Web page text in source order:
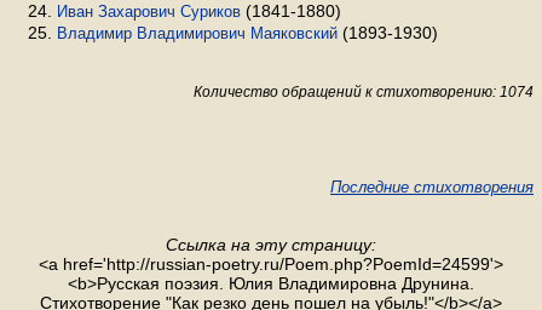
Иван Захарович Суриков (1841-1880)
Владимир Владимирович Маяковский (1893-1930)
Количество обращений к стихотворению: 1074
Последние стихотворения
Ссылка на эту страницу:
<a href='http://russian-poetry.ru/Poem.php?PoemId=24599'>
<b>Русская поэзия. Юлия Владимировна Друнина.
Стихотворение "Как резко день пошел на убыль!"</b></a>